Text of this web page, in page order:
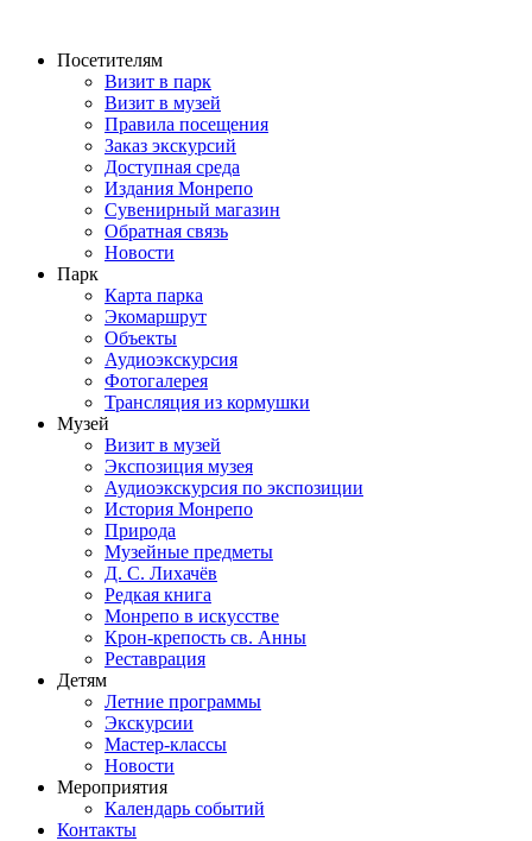
содержимому
Посетителям
Визит в парк
Визит в музей
Правила посещения
Заказ экскурсий
Доступная среда
Издания Монрепо
Сувенирный магазин
Обратная связь
Новости
Парк
Карта парка
Экомаршрут
Объекты
Аудиоэкскурсия
Фотогалерея
Трансляция из кормушки
Музей
Визит в музей
Экспозиция музея
Аудиоэкскурсия по экспозиции
История Монрепо
Природа
Музейные предметы
Д. С. Лихачёв
Редкая книга
Монрепо в искусстве
Крон-крепость св. Анны
Реставрация
Детям
Летние программы
Экскурсии
Мастер-классы
Новости
Мероприятия
Календарь событий
Контакты